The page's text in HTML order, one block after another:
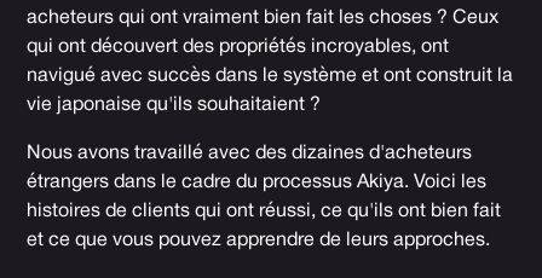
acheteurs qui ont vraiment bien fait les choses ? Ceux
qui ont découvert des propriétés incroyables, ont
navigué avec succès dans le système et ont construit la
vie japonaise qu'ils souhaitaient ?
Nous avons travaillé avec des dizaines d'acheteurs
étrangers dans le cadre du processus Akiya. Voici les
histoires de clients qui ont réussi, ce qu'ils ont bien fait
et ce que vous pouvez apprendre de leurs approches.